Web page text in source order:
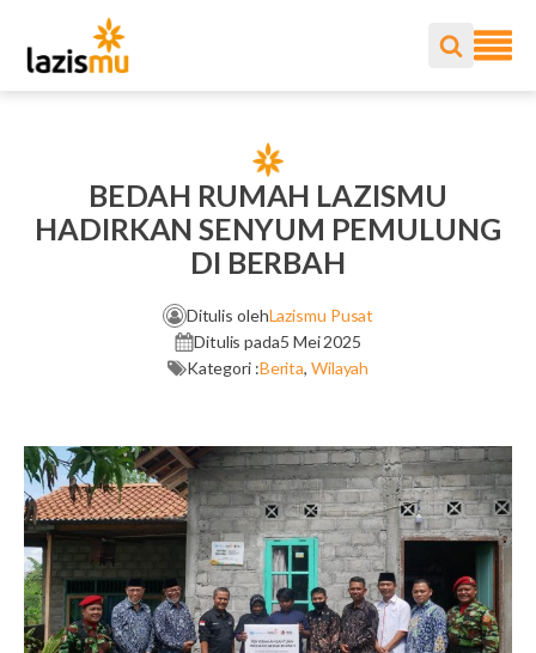
BEDAH RUMAH LAZISMU
HADIRKAN SENYUM PEMULUNG
DI BERBAH
Ditulis olehLazismu Pusat
Ditulis pada5 Mei 2025
Kategori :Berita, Wilayah